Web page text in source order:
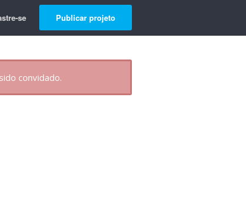
se Publicar projeto
convidado.